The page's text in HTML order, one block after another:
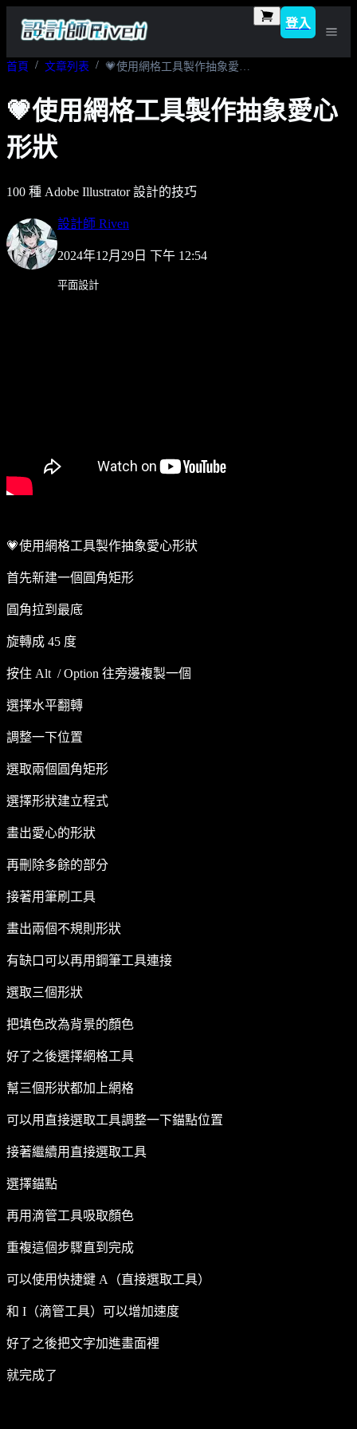
登入
首頁 文章列表 💗使用網格工具製作抽象愛心形狀
💗使用網格工具製作抽象愛心
形狀
100 種 Adobe Illustrator 設計的技巧
設計師 Riven
2024年12月29日 下午 12:54
平面設計
💗使用網格工具製作抽象愛心形狀
首先新建一個圓角矩形
圓角拉到最底
旋轉成 45 度
按住 Alt / Option 往旁邊複製一個
選擇水平翻轉
調整一下位置
選取兩個圓角矩形
選擇形狀建立程式
畫出愛心的形狀
再刪除多餘的部分
接著用筆刷工具
畫出兩個不規則形狀
有缺口可以再用鋼筆工具連接
選取三個形狀
把填色改為背景的顏色
好了之後選擇網格工具
幫三個形狀都加上網格
可以用直接選取工具調整一下錨點位置
接著繼續用直接選取工具
選擇錨點
再用滴管工具吸取顏色
重複這個步驟直到完成
可以使用快捷鍵 A（直接選取工具）
和 I（滴管工具）可以增加速度
好了之後把文字加進畫面裡
就完成了